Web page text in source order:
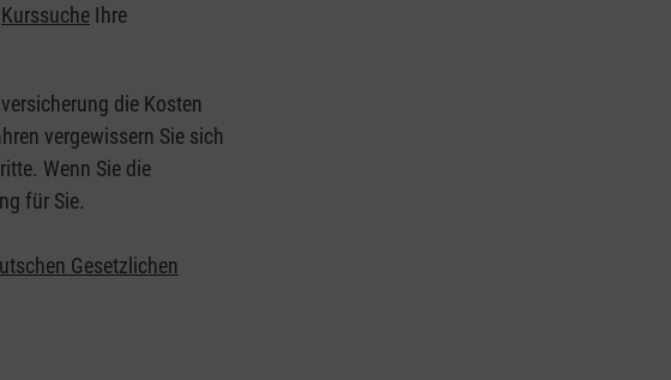
Kurssuche Ihre
die Kosten
vergewissern Sie sich
Wenn Sie die
für Sie.
Gesetzlichen